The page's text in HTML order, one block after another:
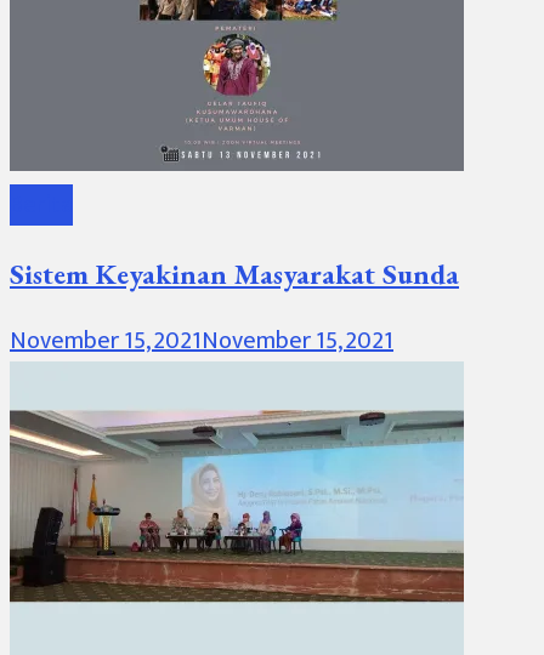
Sistem Keyakinan Masyarakat Sunda
November 15, 2021November 15, 2021